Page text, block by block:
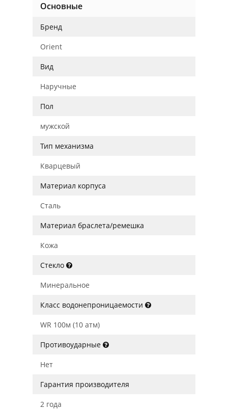
Основные
Бренд
Orient
Вид
Наручные
Пол
мужской
Тип механизма
Кварцевый
Материал корпуса
Сталь
Материал браслета/ремешка
Кожа
Стекло
Минеральное
Класс водонепроницаемости
WR 100м (10 атм)
Противоударные
Нет
Гарантия производителя
2 года